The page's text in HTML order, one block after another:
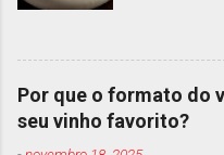
de
Prato do
bem
America’s
Por que o formato do
seu vinho favorito?